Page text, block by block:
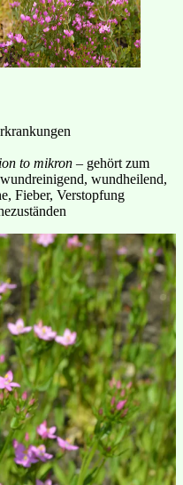
to mikron – gehört zum
wundheilend,
Fieber, Verstopfung